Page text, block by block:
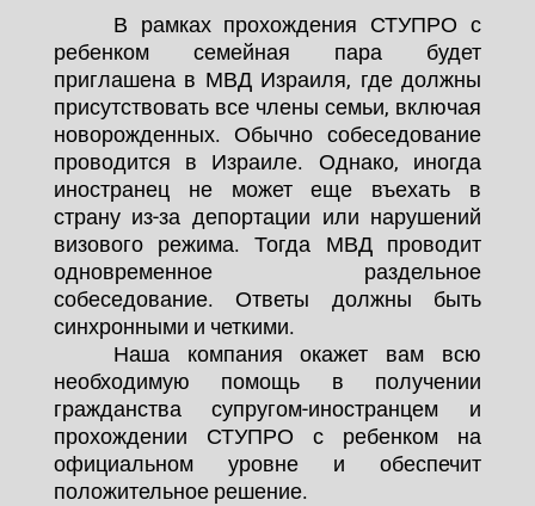
В рамках прохождения СТУПРО с
ребенком семейная пара будет
приглашена в МВД Израиля, где должны
присутствовать все члены семьи, включая
новорожденных. Обычно собеседование
проводится в Израиле. Однако, иногда
иностранец не может еще въехать в
страну из-за депортации или нарушений
визового режима. Тогда МВД проводит
одновременное раздельное
собеседование. Ответы должны быть
синхронными и четкими.
Наша компания окажет вам всю
необходимую помощь в получении
гражданства супругом-иностранцем и
прохождении СТУПРО с ребенком на
официальном уровне и обеспечит
положительное решение.